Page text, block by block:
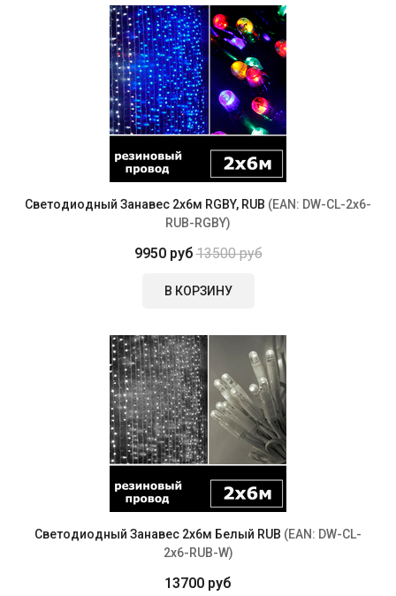
Светодиодный Занавес 2х6м RGBY, RUB (EAN: DW-CL-2x6-
RUB-RGBY)
9950 руб13500 руб
В КОРЗИНУ
Светодиодный Занавес 2х6м Белый RUB (EAN: DW-CL-
2x6-RUB-W)
13700 руб